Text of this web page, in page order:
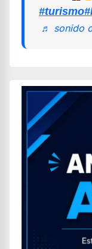
#turismo
♬ sonido